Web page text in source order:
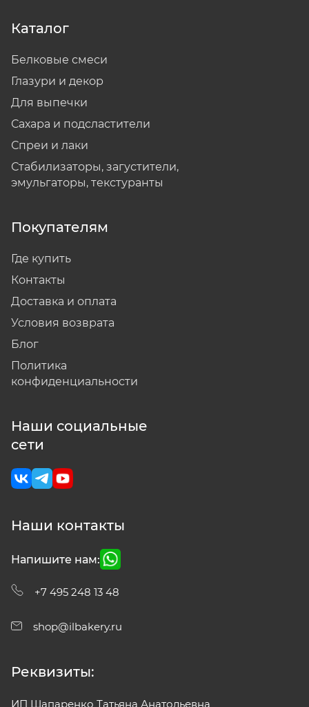
Каталог
Белковые смеси
Глазури и декор
Для выпечки
Сахара и подсластители
Спреи и лаки
Стабилизаторы, загустители,
эмульгаторы, текстуранты
Покупателям
Где купить
Контакты
Доставка и оплата
Условия возврата
Блог
Политика
конфиденциальности
Наши социальные
сети
Наши контакты
Напишите нам:
+7 495 248 13 48
shop@ilbakery.ru
Реквизиты:
ИП Шапаренко Татьяна Анатольевна